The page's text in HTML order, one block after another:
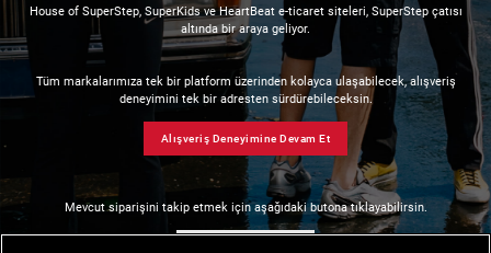
House of SuperStep, SuperKids ve HeartBeat e-ticaret siteleri, SuperStep çatısı
altında bir araya geliyor.
Tüm markalarımıza tek bir platform üzerinden kolayca ulaşabilecek, alışveriş
deneyimini tek bir adresten sürdürebileceksin.
Alışveriş Deneyimine Devam Et
Mevcut siparişini takip etmek için aşağıdaki butona tıklayabilirsin.